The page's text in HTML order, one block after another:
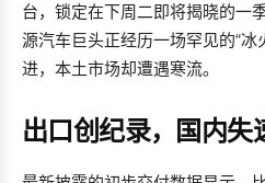
台，锁定在下周二即将揭晓的一
源汽车巨头正经历一场罕见的“
进，本土市场却遭遇寒流。
出口创纪录，国内失